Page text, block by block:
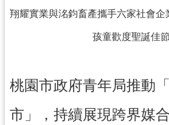
服
務
資
源
基
翔耀實業與洺鈞畜產攜手六家社會
孩童歡度聖誕佳節
桃園市政府青年局推動
市」，持續展現跨界媒